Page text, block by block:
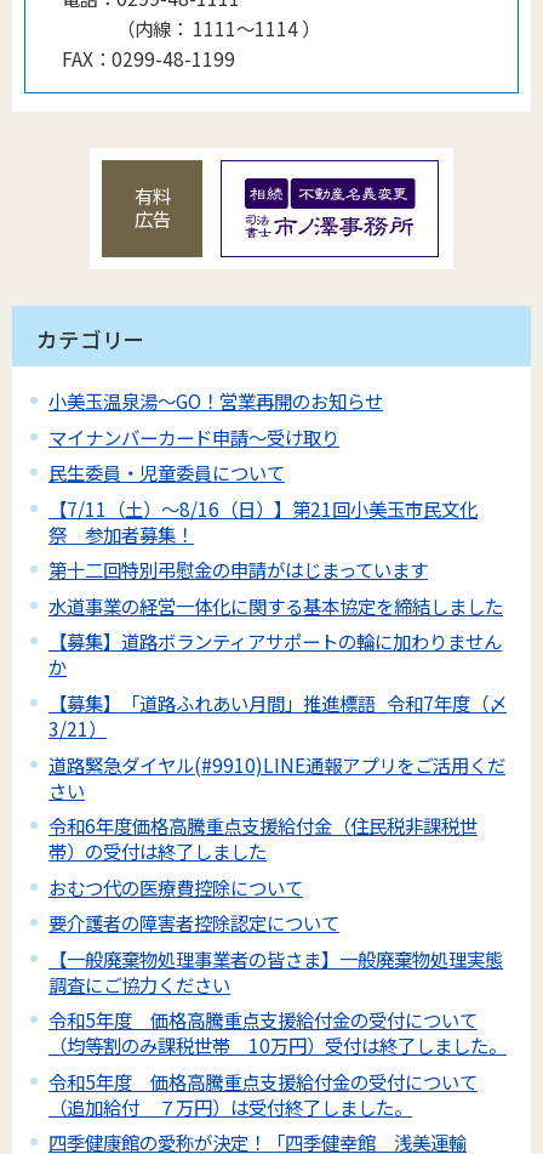
（内線 ： 1111〜1114）
FAX： 0299-48-1199
有料
広告
カテゴリー
小美玉温泉湯～GO！営業再開のお知らせ
マイナンバーカード申請～受け取り
民生委員・児童委員について
【7/11（土）～8/16（日）】第21回小美玉市民文化
祭 参加者募集！
第十二回特別弔慰金の申請がはじまっています
水道事業の経営一体化に関する基本協定を締結しました
【募集】道路ボランティアサポートの輪に加わりません
か
【募集】「道路ふれあい月間」推進標語_令和7年度（〆
3/21）
道路緊急ダイヤル(#9910)LINE通報アプリをご活用くだ
さい
令和6年度価格高騰重点支援給付金（住民税非課税世
帯）の受付は終了しました
おむつ代の医療費控除について
要介護者の障害者控除認定について
【一般廃棄物処理事業者の皆さま】一般廃棄物処理実態
調査にご協力ください
令和5年度 価格高騰重点支援給付金の受付について
（均等割のみ課税世帯 10万円）受付は終了しました。
令和5年度 価格高騰重点支援給付金の受付について
（追加給付 ７万円）は受付終了しました。
四季健康館の愛称が決定！「四季健幸館 浅美運輸